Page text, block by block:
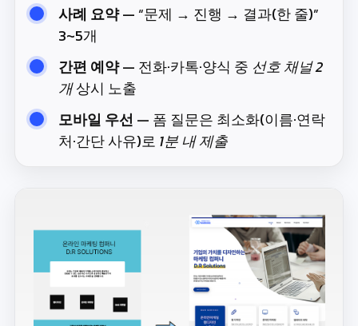
사례 요약— “문제 → 진행 → 결과(한 줄)”
3~5개
간편 예약— 전화·카톡·양식 중 선호 채널 2
개상시 노출
모바일 우선 — 폼 질문은 최소화(이름·연락
처·간단 사유)로 1분 내 제출